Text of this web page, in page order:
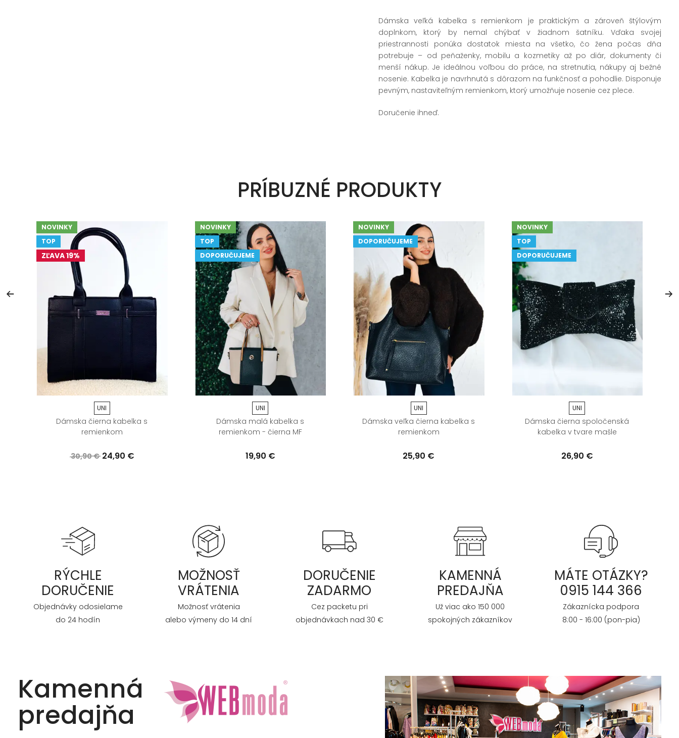
Dámska veľká kabelka s remienkom je praktickým a zároveň štýlovým
doplnkom, ktorý by nemal chýbať v žiadnom šatníku. Vďaka svojej
priestrannosti ponúka dostatok miesta na všetko, čo žena počas dňa
potrebuje – od peňaženky, mobilu a kozmetiky až po diár, dokumenty či
menší nákup. Je ideálnou voľbou do práce, na stretnutia, nákupy aj bežné
nosenie. Kabelka je navrhnutá s dôrazom na funkčnosť a pohodlie. Disponuje
pevným, nastaviteľným remienkom, ktorý umožňuje nosenie cez plece.
Doručenie ihneď.
PRÍBUZNÉ PRODUKTY
NOVINKY
TOP
ZĽAVA 19%
UNI
Dámska čierna kabelka s
remienkom
30,90 € 24,90 €
NOVINKY
TOP
DOPORUČUJEME
UNI
Dámska malá kabelka s
remienkom - čierna MF
19,90 €
NOVINKY
DOPORUČUJEME
UNI
Dámska veľka čierna kabelka s
remienkom
25,90 €
NOVINKY
TOP
DOPORUČUJEME
UNI
Dámska čierna spoločenská
kabelka v tvare mašle
26,90 €
RÝCHLE
DORUČENIE
Objednávky odosielame
do 24 hodín
MOŽNOSŤ
VRÁTENIA
Možnosť vrátenia
alebo výmeny do 14 dní
DORUČENIE
ZADARMO
Cez packetu pri
objednávkach nad 30 €
KAMENNÁ
PREDAJŇA
Už viac ako 150 000
spokojných zákazníkov
MÁTE OTÁZKY?
0915 144 366
Zákaznícka podpora
8:00 - 16:00 (pon-pia)
Kamenná
predajňa